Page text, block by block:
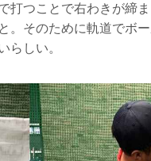
打つことで右わきが締
。そのために軌道でボ
らしい。